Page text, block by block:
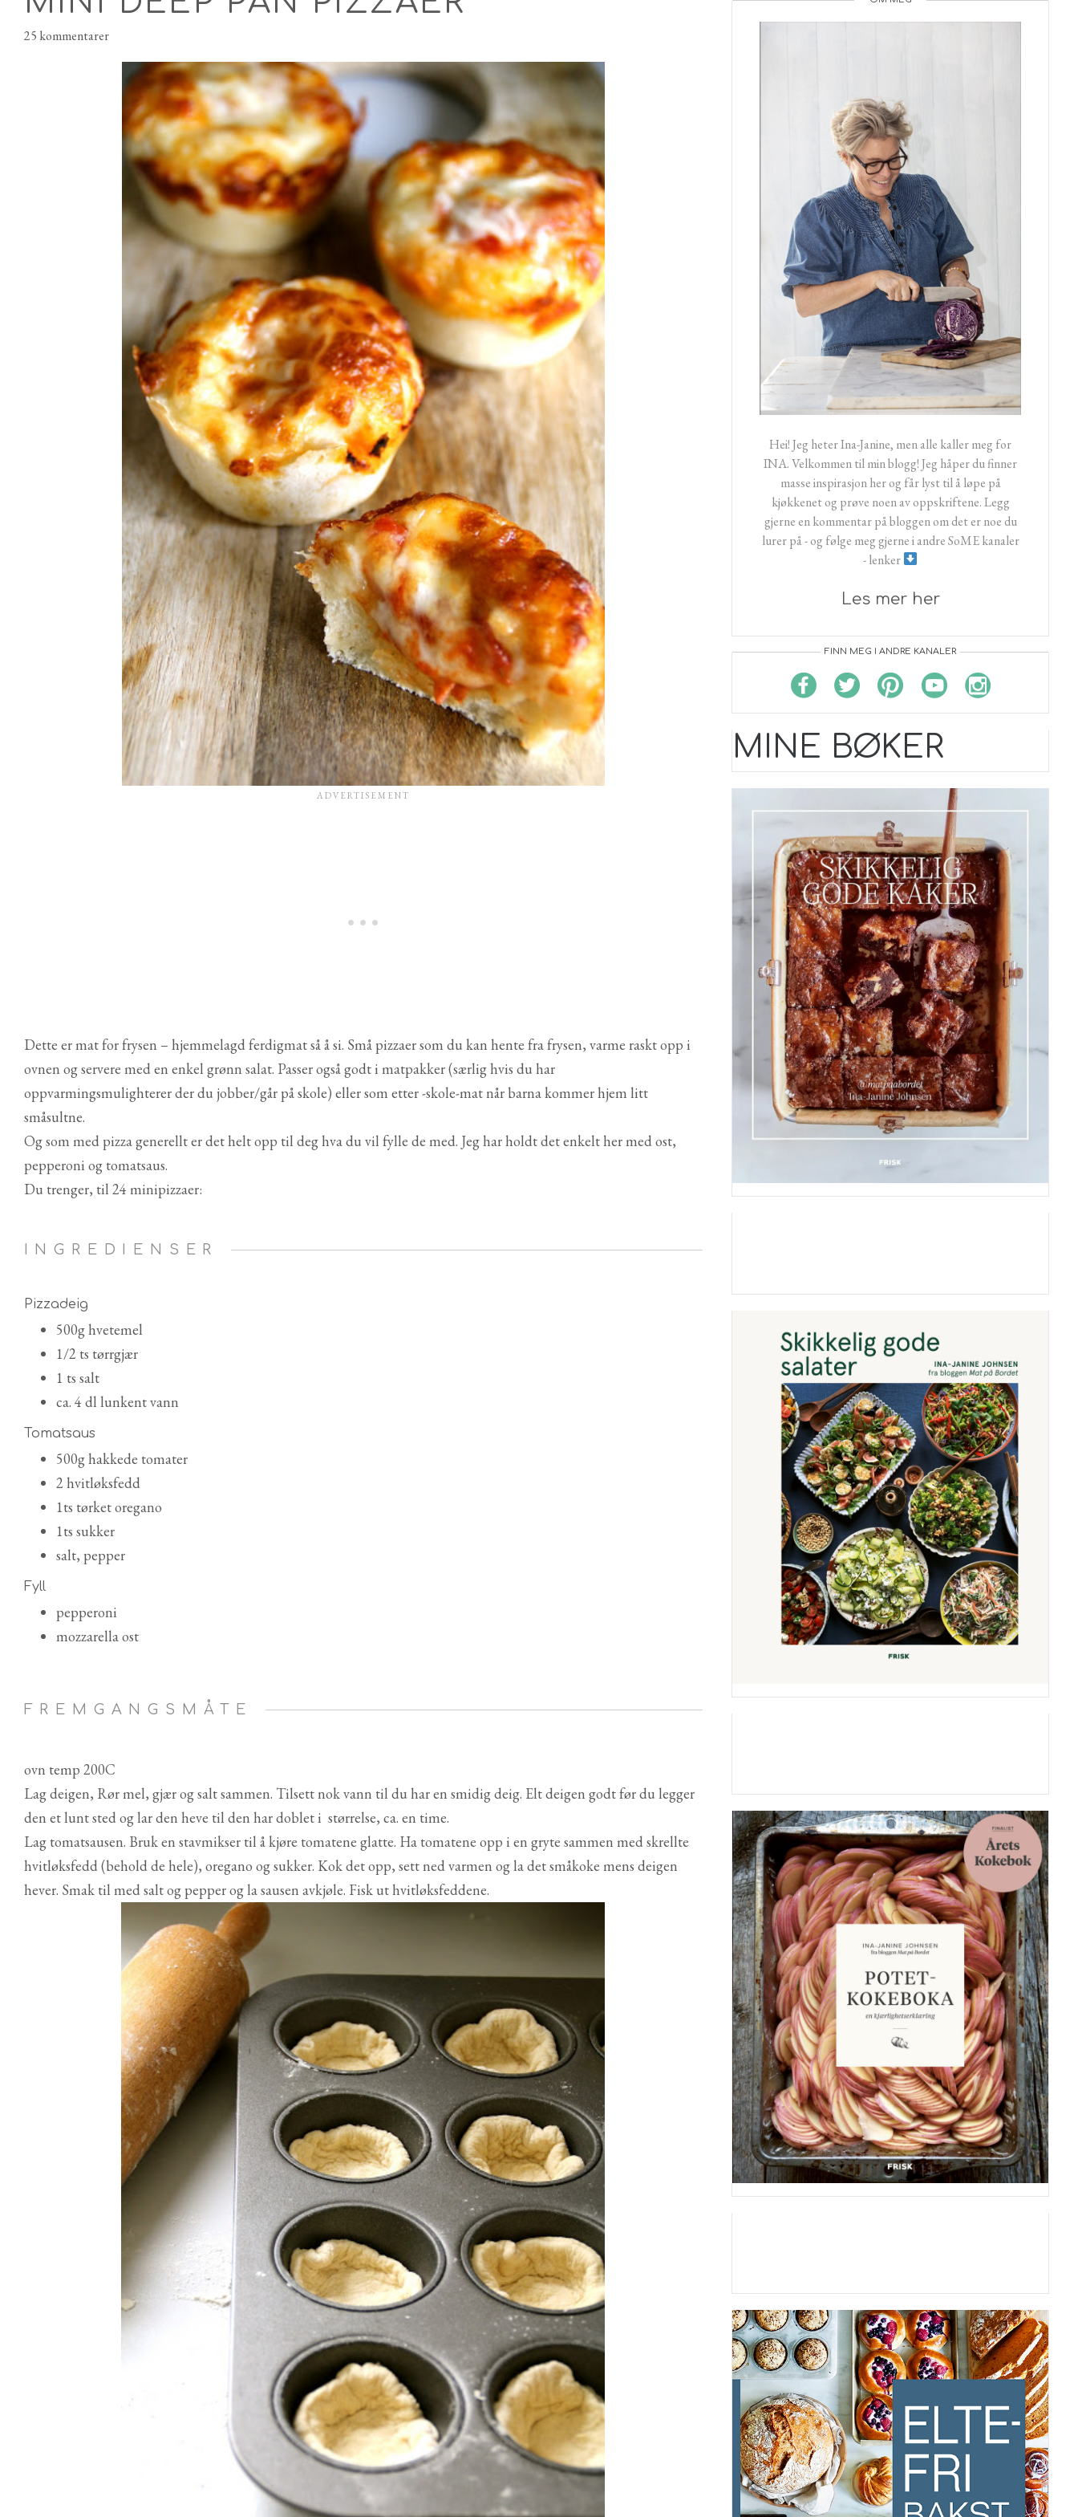
25 kommentarer
Dette er mat for frysen – hjemmelagd ferdigmat så å si. Små pizzaer som du kan hente fra frysen, varme raskt opp i
ovnen og servere med en enkel grønn salat. Passer også godt i matpakker (særlig hvis du har
oppvarmingsmulighterer der du jobber/går på skole) eller som etter -skole-mat når barna kommer hjem litt
småsultne.
Og som med pizza generellt er det helt opp til deg hva du vil fylle de med. Jeg har holdt det enkelt her med ost,
pepperoni og tomatsaus.
Du trenger, til 24 minipizzaer:
INGREDIENSER
Pizzadeig
500g hvetemel
1/2 ts tørrgjær
1 ts salt
ca. 4 dl lunkent vann
Tomatsaus
500g hakkede tomater
2 hvitløksfedd
1ts tørket oregano
1ts sukker
salt, pepper
Fyll
pepperoni
mozzarella ost
FREMGANGSMÅTE
ovn temp 200C
Lag deigen, Rør mel, gjær og salt sammen. Tilsett nok vann til du har en smidig deig. Elt deigen godt før du legger
den et lunt sted og lar den heve til den har doblet i størrelse, ca. en time.
Lag tomatsausen. Bruk en stavmikser til å kjøre tomatene glatte. Ha tomatene opp i en gryte sammen med skrellte
hvitløksfedd (behold de hele), oregano og sukker. Kok det opp, sett ned varmen og la det småkoke mens deigen
hever. Smak til med salt og pepper og la sausen avkjøle. Fisk ut hvitløksfeddene.
Hei! Jeg heter Ina-Janine, men alle kaller meg for
INA. Velkommen til min blogg! Jeg håper du finner
masse inspirasjon her og får lyst til å løpe på
kjøkkenet og prøve noen av oppskriftene. Legg
gjerne en kommentar på bloggen om det er noe du
lurer på - og følge meg gjerne i andre SoME kanaler
- lenker
Les mer her
FINN MEG I ANDRE KANALER
MINE BØKER